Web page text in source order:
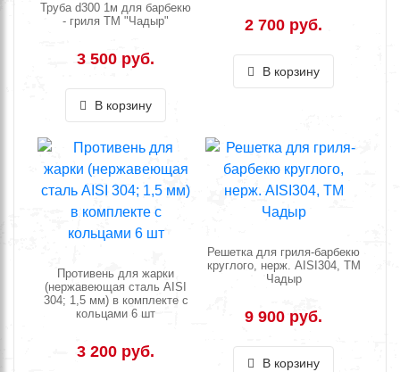
Труба d300 1м для барбекю
- гриля ТМ "Чадыр"
3 500 руб.
В корзину
2 700 руб.
В корзину
Противень для жарки
(нержавеющая сталь AISI
304; 1,5 мм) в комплекте с
кольцами 6 шт
3 200 руб.
Решетка для гриля-барбекю
круглого, нерж. AISI304, ТМ
Чадыр
9 900 руб.
В корзину